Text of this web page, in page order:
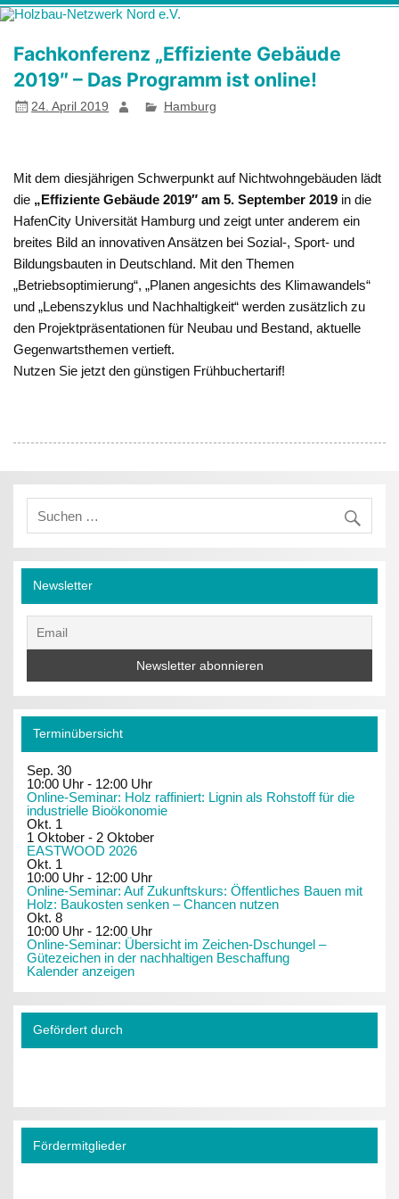
Zum
Inhalt
Holzbau-
Netzwerk Nord
e.V.
Förderung von Bildung im Themenfeld "Holz als klimafreundlicher
Fachkonferenz „Effiziente Gebäude
2019″ – Das Programm ist online!
24. April 2019 Hamburg
Mit dem diesjährigen Schwerpunkt auf Nichtwohngebäuden lädt
die „Effiziente Gebäude 2019″ am 5. September 2019 in die
HafenCity Universität Hamburg und zeigt unter anderem ein
breites Bild an innovativen Ansätzen bei Sozial-, Sport- und
Bildungsbauten in Deutschland. Mit den Themen
„Betriebsoptimierung“, „Planen angesichts des Klimawandels“
und „Lebenszyklus und Nachhaltigkeit“ werden zusätzlich zu
den Projektpräsentationen für Neubau und Bestand, aktuelle
Gegenwartsthemen vertieft.
Nutzen Sie jetzt den günstigen Frühbuchertarif!
Newsletter
Terminübersicht
Sep.30
10:00 Uhr - 12:00 Uhr
Online-Seminar: Holz raffiniert: Lignin als Rohstoff für die
industrielle Bioökonomie
Okt. 1
1 Oktober - 2 Oktober
EASTWOOD 2026
Okt. 1
10:00 Uhr - 12:00 Uhr
Online-Seminar: Auf Zukunftskurs: Öffentliches Bauen mit
Holz: Baukosten senken – Chancen nutzen
Okt.8
10:00 Uhr - 12:00 Uhr
Online-Seminar: Übersicht im Zeichen-Dschungel –
Gütezeichen in der nachhaltigen Beschaffung
Kalender anzeigen
Gefördert durch
Fördermitglieder